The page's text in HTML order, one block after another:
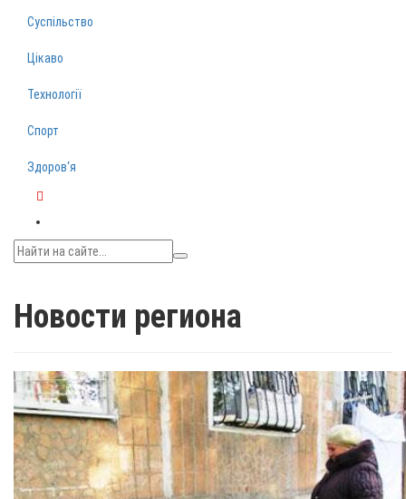
Суспільство
Цікаво
Технології
Спорт
Здоров‘я
Новости региона